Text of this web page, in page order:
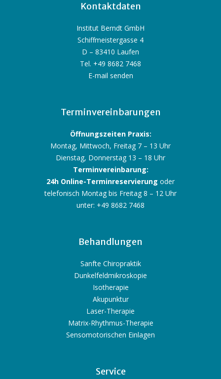
Kontaktdaten
Institut Berndt GmbH
Schiffmeistergasse 4
D – 83410 Laufen
Tel. +49 8682 7468
E-mail senden
Terminvereinbarungen
Öffnungszeiten Praxis:
Montag, Mittwoch, Freitag 7 – 13 Uhr
Dienstag, Donnerstag 13 – 18 Uhr
Terminvereinbarung:
24h Online-Terminreservierung oder
telefonisch Montag bis Freitag 8 – 12 Uhr
unter: +49 8682 7468
Behandlungen
Sanfte Chiropraktik
Dunkelfeldmikroskopie
Isotherapie
Akupunktur
Laser-Therapie
Matrix-Rhythmus-Therapie
Sensomotorischen Einlagen
Service